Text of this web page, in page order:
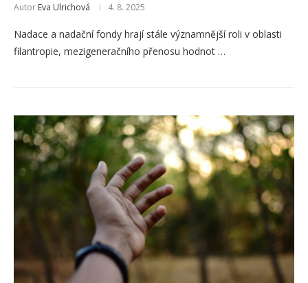
Autor Eva Ulrichová 4. 8. 2025
Nadace a nadační fondy hrají stále významnější roli v oblasti
filantropie, mezigeneračního přenosu hodnot …